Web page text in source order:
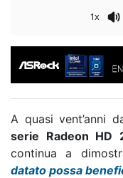
1x
A quasi vent’anni
serie Radeon HD
continua a
datato possa